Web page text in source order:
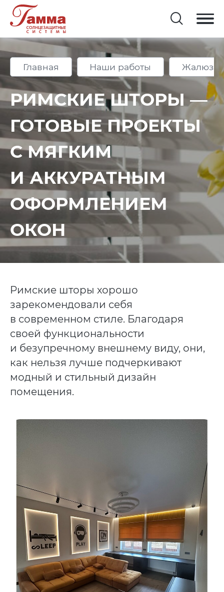
Главная Наши работы Жалюзи
РИМСКИЕ ШТОРЫ —
ГОТОВЫЕ ПРОЕКТЫ
С МЯГКИМ
И АККУРАТНЫМ
ОФОРМЛЕНИЕМ
ОКОН
Римские шторы хорошо
зарекомендовали себя
в современном стиле. Благодаря
своей функциональности
и безупречному внешнему виду, они,
как нельзя лучше подчеркивают
модный и стильный дизайн
помещения.